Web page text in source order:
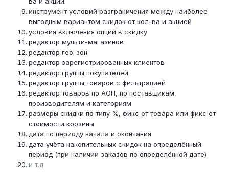
инструмент условий разграничения между наиболее
выгодным вариантом скидок от кол-ва и акцией
условия включения опции в скидку
редактор мульти-магазинов
редактор гео-зон
редактор зарегистрированных клиентов
редактор группы покупателей
редактор группы товаров с фильтрацией
редактор товаров по АОП, по поставщикам,
производителям и категориям
размеры скидки по типу %, фикс от товара или фикс от
стоимости корзины
дата по периоду начала и окончания
дата учёта накопительных скидок на определённый
период (при наличии заказов по определённой дате)
и т.д.